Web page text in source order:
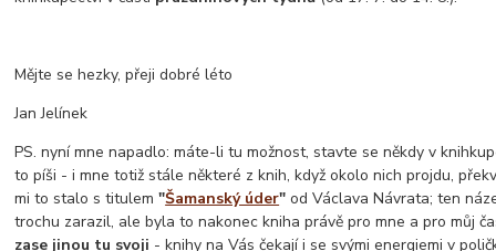
Mějte se hezky, přeji dobré léto
Jan Jelínek
PS. nyní mne napadlo: máte-li tu možnost, stavte se někdy v
to píši - i mne totiž stále některé z knih, když okolo nich projdu,
mi to stalo s titulem"Šamanský úder" od Václava Návrata; ten
trochu zarazil, ale byla to nakonec kniha právě pro mne a pro můj
zase jinou tu svoji - knihy na Vás čekají i se svými energiemi v